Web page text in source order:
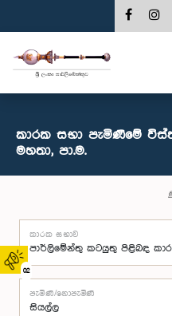
02
කාරක සභා පැමිණීමේ
මහතා, පා.ම.
කාරක සභාව
පැමිණි/නොපැමිණි